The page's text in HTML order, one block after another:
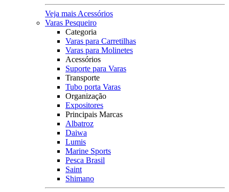
Veja mais Acessórios
Varas Pesqueiro
Categoria
Varas para Carretilhas
Varas para Molinetes
Acessórios
Suporte para Varas
Transporte
Tubo porta Varas
Organização
Expositores
Principais Marcas
Albatroz
Daiwa
Lumis
Marine Sports
Pesca Brasil
Saint
Shimano